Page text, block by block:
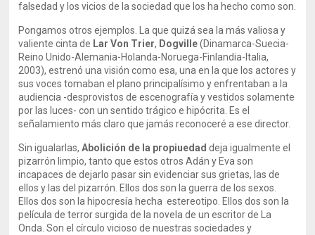
falsedad y los vicios de la sociedad que los ha hecho como son.
Pongamos otros ejemplos. La que quizá sea la más valiosa y
valiente cinta de Lar Von Trier, Dogville(Dinamarca-Suecia-
Reino Unido-Alemania-Holanda-Noruega-Finlandia-Italia,
2003), estrenó una visión como esa, una en la que los actores y
sus voces tomaban el plano principalísimo y enfrentaban a la
audiencia -desprovistos de escenografía y vestidos solamente
por las luces- con un sentido trágico e hipócrita. Es el
señalamiento más claro que jamás reconoceré a ese director.
Sin igualarlas,Abolición de la propiuedad deja igualmente el
pizarrón limpio, tanto que estos otros Adán y Eva son
incapaces de dejarlo pasar sin evidenciar sus grietas, las de
ellos y las del pizarrón. Ellos dos son la guerra de los sexos.
Ellos dos son la hipocresía hecha estereotipo. Ellos dos son la
película de terror surgida de la novela de un escritor de La
Onda. Son el círculo vicioso de nuestras sociedades y